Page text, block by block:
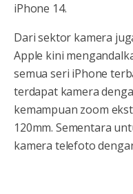
iPhone 14.
Dari sektor kamera
Apple kini
semua seri iPhone
terdapat kamera
kemampuan zoom
120mm. Sementara
kamera telefoto